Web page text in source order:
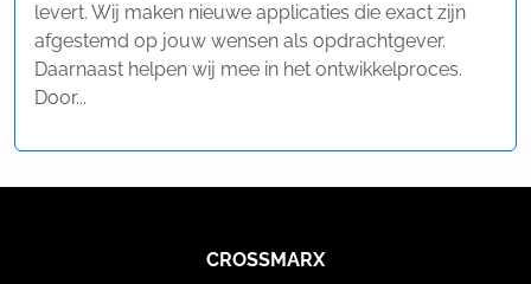
levert. Wij maken nieuwe applicaties die exact zijn
afgestemd op jouw wensen als opdrachtgever.
Daarnaast helpen wij mee in het ontwikkelproces.
Door...
CROSSMARX